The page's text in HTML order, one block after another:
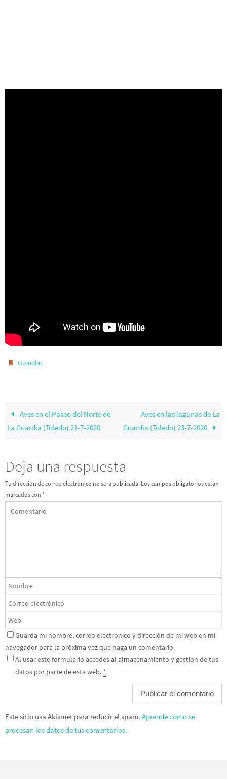
Guardar.
Aves en el Paseo del Norte de
La Guardia (Toledo) 21-7-2020
Aves en las lagunas de La
Guardia (Toledo) 23-7-2020
Deja una respuesta
Tu dirección de correo electrónico no será publicada. Los campos obligatorios están
marcados con *
Guarda mi nombre, correo electrónico y dirección de mi web en mi
navegador para la próxima vez que haga un comentario.
Al usar este formulario accedes al almacenamiento y gestión de tus
datos por parte de esta web. *
Este sitio usa Akismet para reducir el spam. Aprende cómo se
procesan los datos de tus comentarios.